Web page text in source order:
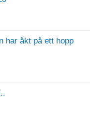
har åkt på ett hopp